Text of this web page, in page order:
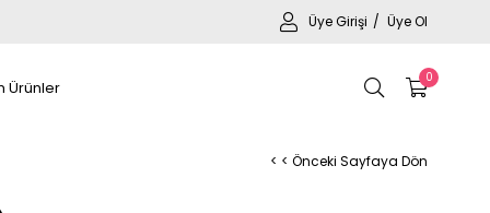
Üye Girişi Üye Ol
0
Ürünler
< < Önceki Sayfaya Dön